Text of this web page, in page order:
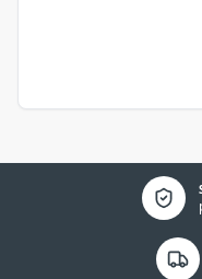
Politique de confidentialité